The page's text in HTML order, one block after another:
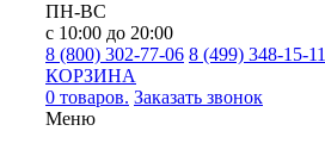
ПН-ВС
с 10:00 до 20:00
8 (800) 302-77-06 8 (499) 348-15-11
КОРЗИНА
0 товаров. Заказать звонок
Меню